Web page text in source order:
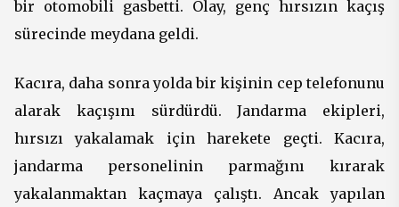
bir otomobili gasbetti. Olay, genç hırsızın kaçış
sürecinde meydana geldi.
Kacıra, daha sonra yolda bir kişinin cep telefonunu
alarak kaçışını sürdürdü. Jandarma ekipleri,
hırsızı yakalamak için harekete geçti. Kacıra,
jandarma personelinin parmağını kırarak
yakalanmaktan kaçmaya çalıştı. Ancak yapılan